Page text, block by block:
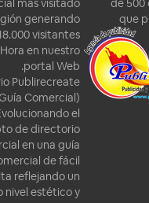
más visitado
la región generando
de 18.000 visitantes
24 Hora en nuestro
portal Web.
Publirecreate
( Guía Comercial)
Evolucionando el
de directorio
comercial en una guía
Comercial de fácil
consulta reflejando un
alto nivel estético y